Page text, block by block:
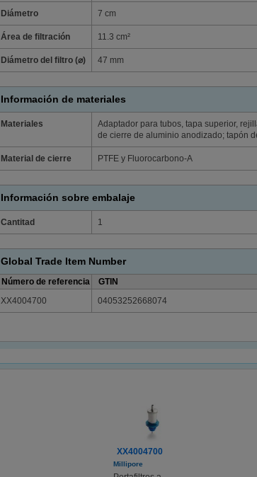
Diámetro 7 cm
Área de filtración 11.3 cm²
Diámetro del filtro (⌀) 47 mm
Información de materiales
Materiales
Adaptador para tubos, tapa superior,
de cierre de aluminio anodizado; tapón
Material de cierre PTFE y Fluorocarbono-A
Información sobre embalaje
Cantitad 1
Global Trade Item Number
Número de referencia
GTIN
XX4004700
04053252668074
XX4004700
Millipore